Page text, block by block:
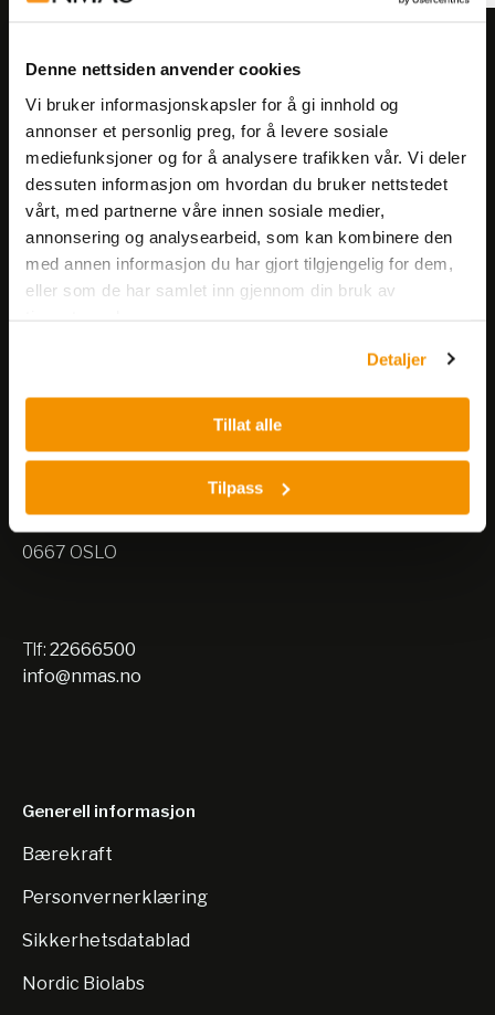
Denne nettsiden anvender cookies
Vi bruker informasjonskapsler for å gi innhold og
annonser et personlig preg, for å levere sosiale
mediefunksjoner og for å analysere trafikken vår. Vi deler
dessuten informasjon om hvordan du bruker nettstedet
vårt, med partnerne våre innen sosiale medier,
annonsering og analysearbeid, som kan kombinere den
med annen informasjon du har gjort tilgjengelig for dem,
eller som de har samlet inn gjennom din bruk av
Detaljer
Tillat alle
Tilpass
Meld deg på vårt nyhetsbrev!
arrangementer og kampanjer.
Meld på nyhetsbrev
Nils Hansens vei 8
0667 OSLO
Tlf: 22666500
info@nmas.no
Generell informasjon
Bærekraft
Personvernerklæring
Sikkerhetsdatablad
Nordic Biolabs